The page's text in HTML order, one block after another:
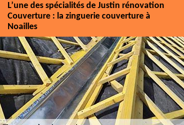
L’une des spécialités de Justin rénovation
Couverture : la zinguerie couverture à
Noailles